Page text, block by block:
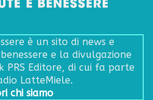
è un sito di news e
e la divulgazione
PRS Editore, di cui fa parte
LatteMiele.
chi siamo